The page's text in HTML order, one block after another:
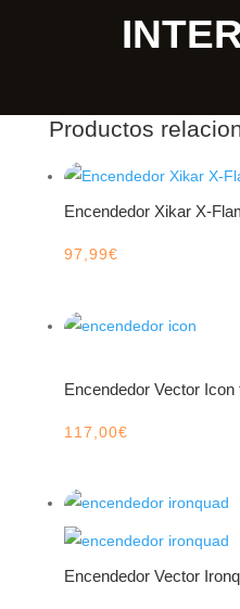
Productos
Encendedor Xikar X-
97,99€
Encendedor Vector
117,00€
Encendedor Vector